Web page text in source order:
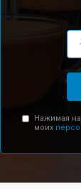
Нажимая
моих